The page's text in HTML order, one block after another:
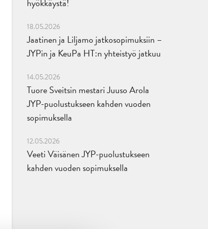
hyökkäystä!
18.05.2026
Jaatinen ja Liljamo jatkosopimuksiin –
JYPin ja KeuPa HT:n yhteistyö jatkuu
14.05.2026
Tuore Sveitsin mestari Juuso Arola
JYP-puolustukseen kahden vuoden
sopimuksella
12.05.2026
Veeti Väisänen JYP-puolustukseen
kahden vuoden sopimuksella